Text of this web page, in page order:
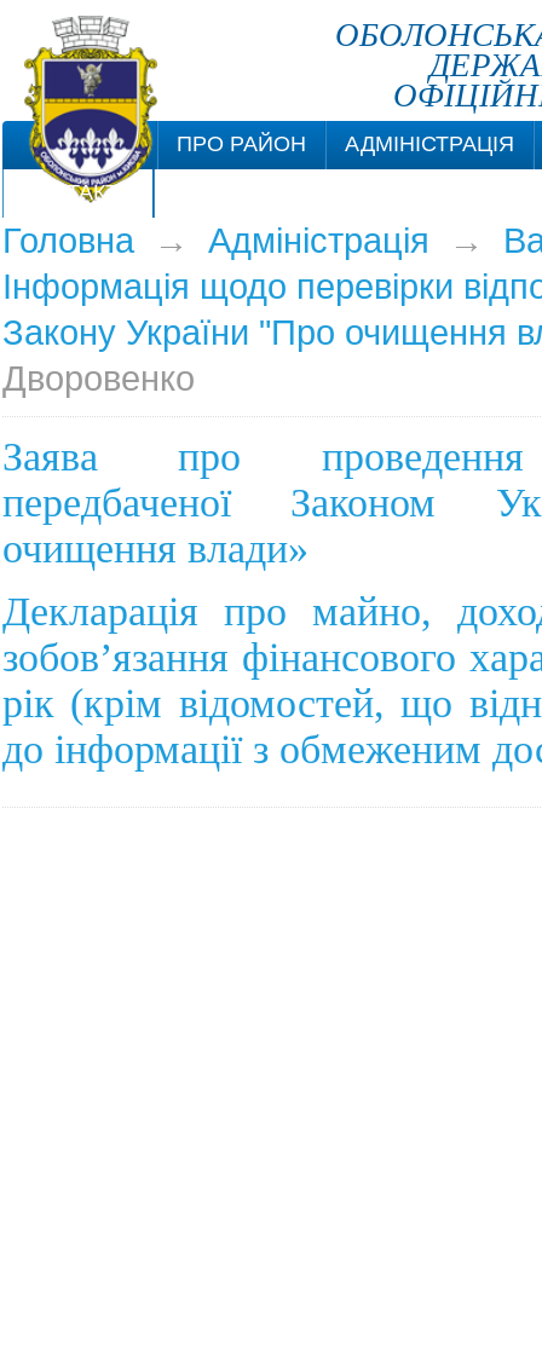
ПРО РАЙОН
АДМІНІСТРАЦІЯ
КОНТАКТИ
Головна→ Адміністрація →
Інформація щодо перевірки
Закону України "Про очищення
Дворовенко
Заява про проведення
передбаченої Законом
очищення влади»
Декларація про майно,
зобов’язання фінансового
рік (крім відомостей, що
до інформації з обмеженим